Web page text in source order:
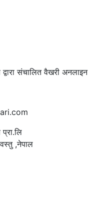
द्वारा संचालित वैखरी अनलाइन
प्रा.लि
,नेपाल